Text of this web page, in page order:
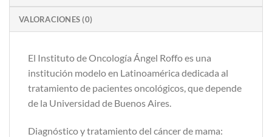
VALORACIONES (0)
El Instituto de Oncología Ángel Roffo es una
institución modelo en Latinoamérica dedicada al
tratamiento de pacientes oncológicos, que depende
de la Universidad de Buenos Aires.
Diagnóstico y tratamiento del cáncer de mama: